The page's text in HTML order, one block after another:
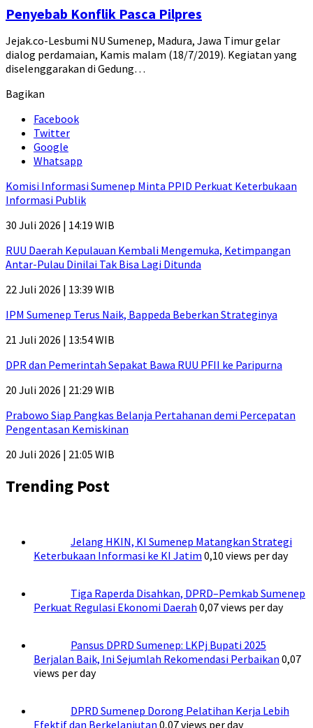
Penyebab Konflik Pasca Pilpres
Jejak.co-Lesbumi NU Sumenep, Madura, Jawa Timur gelar
dialog perdamaian, Kamis malam (18/7/2019). Kegiatan yang
diselenggarakan di Gedung…
Bagikan
Facebook
Twitter
Google
Whatsapp
Komisi Informasi Sumenep Minta PPID Perkuat Keterbukaan
Informasi Publik
30 Juli 2026 | 14:19 WIB
RUU Daerah Kepulauan Kembali Mengemuka, Ketimpangan
Antar-Pulau Dinilai Tak Bisa Lagi Ditunda
22 Juli 2026 | 13:39 WIB
IPM Sumenep Terus Naik, Bappeda Beberkan Strateginya
21 Juli 2026 | 13:54 WIB
DPR dan Pemerintah Sepakat Bawa RUU PFII ke Paripurna
20 Juli 2026 | 21:29 WIB
Prabowo Siap Pangkas Belanja Pertahanan demi Percepatan
Pengentasan Kemiskinan
20 Juli 2026 | 21:05 WIB
Trending Post
Tiga Raperda Disahkan, DPRD–Pemkab Sumenep
Perkuat Regulasi Ekonomi Daerah0,07 views per day
Ini Sejumlah Rekomendasi Perbaikan 0,07 views per day
DPRD Sumenep Dorong Pelatihan Kerja Lebih Efektif
dan Berkelanjutan0,07 views per day
H. Moh. Anwar Sumenep 0,07 views per day
Tentang Kami
Contact Us